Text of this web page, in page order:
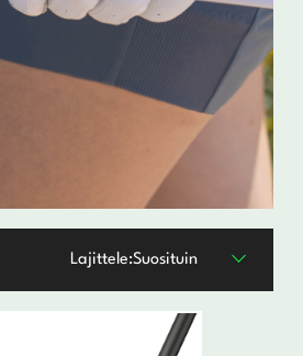
Lajittele:Suosituin